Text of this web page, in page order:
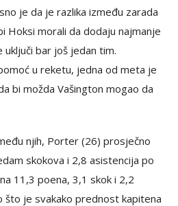
je da je razlika između zarada
Hoksi morali da dodaju najmanje
uključi bar još jedan tim.
u reketu, jedna od meta je
bi možda Vašington mogao da
njih, Porter (26) prosječno
skokova i 2,8 asistencija po
11,3 poena, 3,1 skok i 2,2
što je svakako prednost kapitena